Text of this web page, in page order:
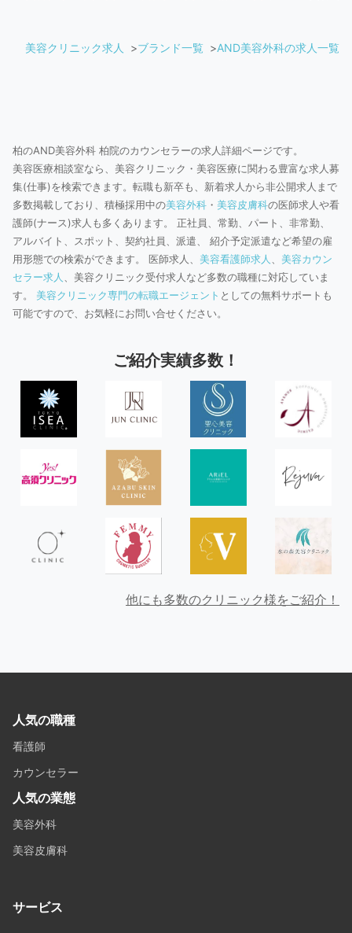
美容クリニック求人 ブランド一覧 AND美容外科の求人一覧
柏のAND美容外科 柏院のカウンセラーの求人詳細ページです。
美容医療相談室なら、美容クリニック・美容医療に関わる豊富な求人募
集(仕事)を検索できます。転職も新卒も、新着求人から非公開求人まで
多数掲載しており、積極採用中の美容外科 ・ 美容皮膚科の医師求人や看
護師(ナース)求人も多くあります。 正社員、常勤、パート、非常勤、
アルバイト、スポット、契約社員、派遣、 紹介予定派遣など希望の雇
用形態での検索ができます。 医師求人、 美容看護師求人
美容カウン
セラー求人
、美容クリニック受付求人など多数の職種に対応していま
す。 美容クリニック専門の転職エージェント としての無料サポートも
可能ですので、お気軽にお問い合せください。
ご紹介実績多数！
他にも多数のクリニック様をご紹介！
人気の職種
看護師
カウンセラー
人気の業態
美容外科
美容皮膚科
サービス